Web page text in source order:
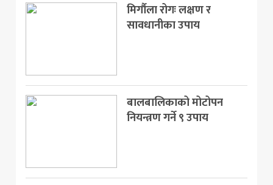
मिर्गौला रोगः लक्षण र
सावधानीका उपाय
बालबालिकाको मोटोपन
नियन्त्रण गर्ने ९ उपाय